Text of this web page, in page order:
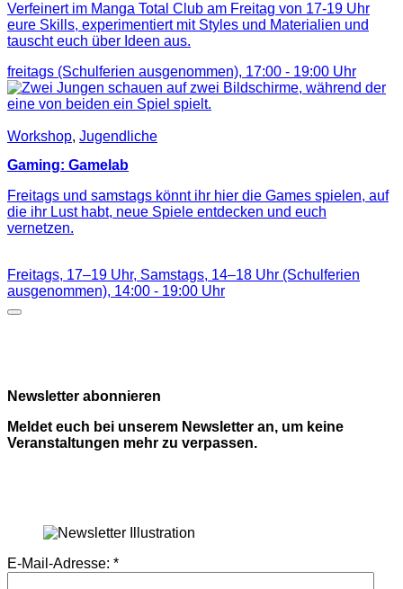
Verfeinert im Manga Total Club am Freitag von 17-19 Uhr
eure Skills, experimentiert mit Styles und Materialien und
tauscht euch über Ideen aus.
freitags (Schulferien ausgenommen), 17:00 - 19:00 Uhr
Workshop, Jugendliche
Gaming: Gamelab
Freitags und samstags könnt ihr hier die Games spielen, auf
die ihr Lust habt, neue Spiele entdecken und euch
vernetzen.
Freitags, 17–19 Uhr, Samstags, 14–18 Uhr (Schulferien
ausgenommen), 14:00 - 19:00 Uhr
Newsletter abonnieren
Meldet euch bei unserem Newsletter an, um keine
Veranstaltungen mehr zu verpassen.
E-Mail-Adresse: *